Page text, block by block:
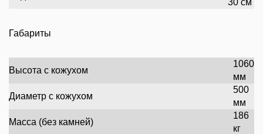
30 см
Габариты
Высота с кожухом
1060
мм
Диаметр с кожухом
500
мм
Масса (без камней)
186
кг